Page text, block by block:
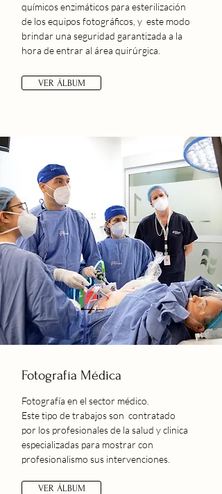
químicos enzimáticos para esterilización
de los equipos fotográficos, y este modo
brindar una seguridad garantizada a la
hora de entrar al área quirúrgica.
VER ÁLBUM
Fotografía Médica
Fotografía en el sector médico.
Este tipo de trabajos son contratado
por los profesionales de la salud y clinica
especializadas para mostrar con
profesionalismo sus intervenciones.
VER ÁLBUM